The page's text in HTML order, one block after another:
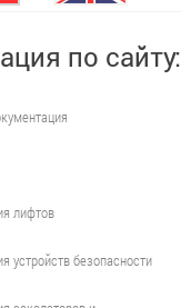
по сайту:
лифтов
устройств безопасности